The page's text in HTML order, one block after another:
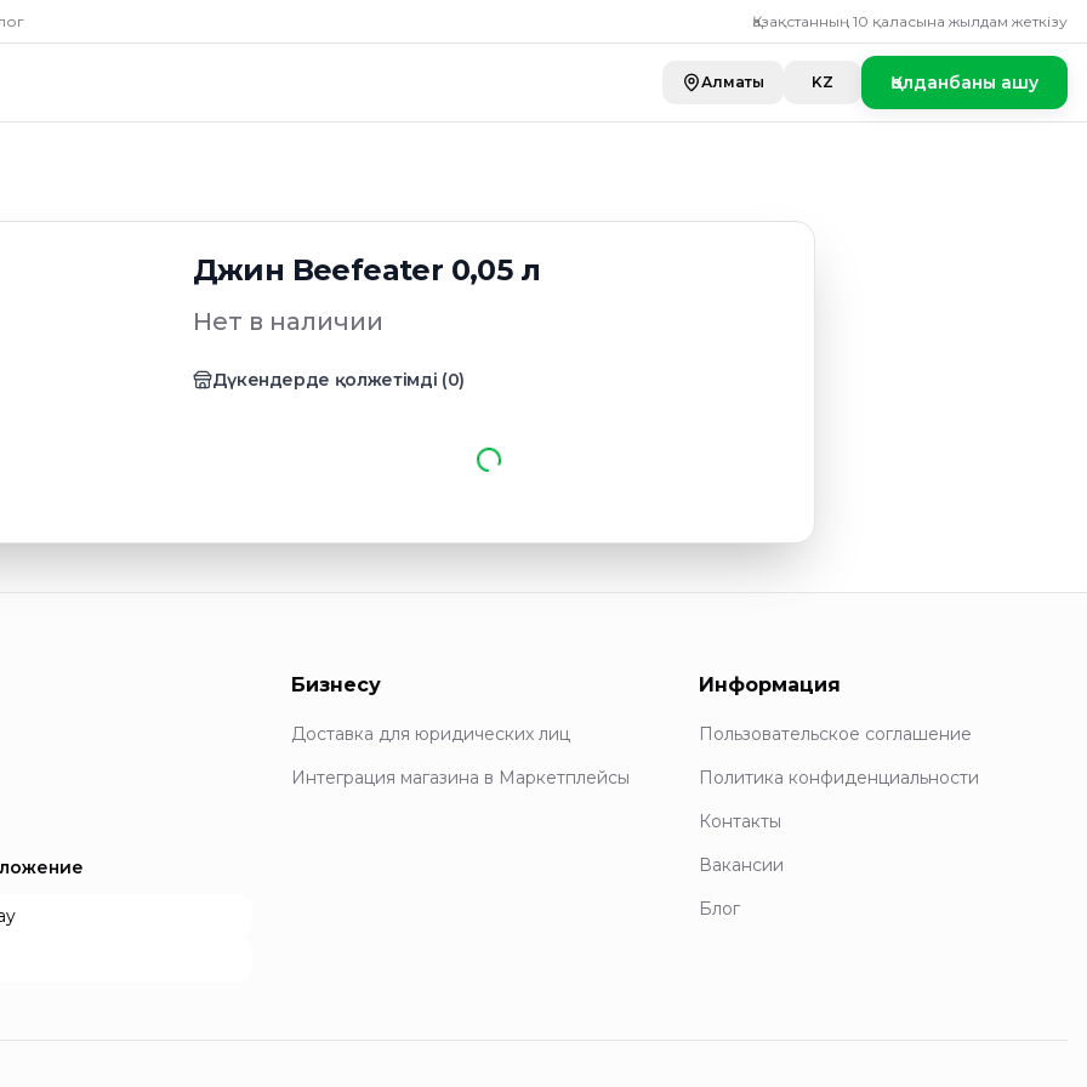
Қазақстанның 10 қаласына жылдам жеткізу
Алматы KZ Қолданбаны ашу
Джин Beefeater 0,05 л
Нет в наличии
Дүкендерде қолжетімді (0)
Бизнесу
Доставка для юридических лиц
Интеграция магазина в Маркетплейсы
Информация
Пользовательское соглашение
Политика конфиденциальности
Контакты
Вакансии
Блог